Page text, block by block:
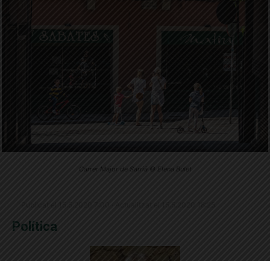
Carrer Major de Sarrià © Elena Bulet
Política